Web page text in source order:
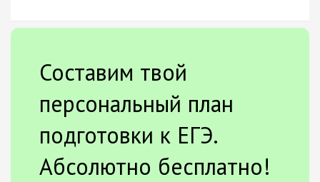
Составим твой
персональный план
подготовки к ЕГЭ.
Абсолютно бесплатно!